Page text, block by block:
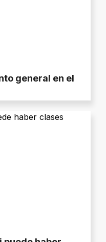
general en el